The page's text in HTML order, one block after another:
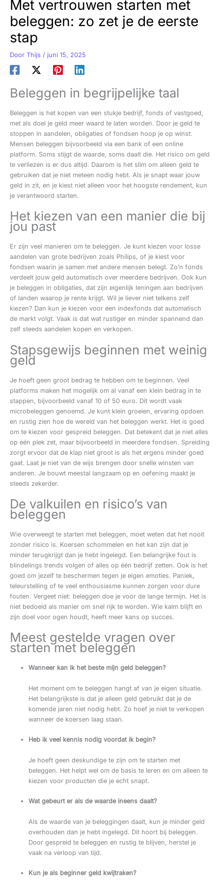
Met vertrouwen starten met
beleggen: zo zet je de eerste
stap
Door Thijs / juni 15, 2025
Beleggen in begrijpelijke taal
Beleggen is het kopen van een stukje bedrijf, fonds of vastgoed,
met als doel je geld meer waard te laten worden. Door je geld te
stoppen in aandelen, obligaties of fondsen hoop je op winst.
Mensen beleggen bijvoorbeeld via een bank of een online
platform. Soms stijgt de waarde, soms daalt die. Het risico om geld
te verliezen is er dus altijd. Daarom is het slim om alleen geld te
gebruiken dat je niet meteen nodig hebt. Als je snapt waar jouw
geld in zit, en je kiest niet alleen voor het hoogste rendement, kun
je verantwoord starten.
Het kiezen van een manier die bij
jou past
Er zijn veel manieren om te beleggen. Je kunt kiezen voor losse
aandelen van grote bedrijven zoals Philips, of je kiest voor
fondsen waarin je samen met andere mensen belegt. Zo’n fonds
verdeelt jouw geld automatisch over meerdere bedrijven. Ook kun
je beleggen in obligaties, dat zijn eigenlijk leningen aan bedrijven
of landen waarop je rente krijgt. Wil je liever niet telkens zelf
kiezen? Dan kun je kiezen voor een indexfonds dat automatisch
de markt volgt. Vaak is dat wat rustiger en minder spannend dan
zelf steeds aandelen kopen en verkopen.
Stapsgewijs beginnen met weinig
geld
Je hoeft geen groot bedrag te hebben om te beginnen. Veel
platforms maken het mogelijk om al vanaf een klein bedrag in te
stappen, bijvoorbeeld vanaf 10 of 50 euro. Dit wordt vaak
microbeleggen genoemd. Je kunt klein groeien, ervaring opdoen
en rustig zien hoe de wereld van het beleggen werkt. Het is goed
om te kiezen voor gespreid beleggen. Dat betekent dat je niet alles
op één plek zet, maar bijvoorbeeld in meerdere fondsen. Spreiding
zorgt ervoor dat de klap niet groot is als het ergens minder goed
gaat. Laat je niet van de wijs brengen door snelle winsten van
anderen. Je bouwt meestal langzaam op en oefening maakt je
steeds zekerder.
De valkuilen en risico’s van
beleggen
Wie overweegt te starten met beleggen, moet weten dat het nooit
zonder risico is. Koersen schommelen en het kan zijn dat je
minder terugkrijgt dan je hebt ingelegd. Een belangrijke fout is
blindelings trends volgen of alles op één bedrijf zetten. Ook is het
goed om jezelf te beschermen tegen je eigen emoties. Paniek,
teleurstelling of te veel enthousiasme kunnen zorgen voor dure
fouten. Vergeet niet: beleggen doe je voor de lange termijn. Het is
niet bedoeld als manier om snel rijk te worden. Wie kalm blijft en
zijn doel voor ogen houdt, heeft meer kans op succes.
Meest gestelde vragen over
starten met beleggen
Wanneer kan ik het beste mijn geld beleggen?
Het moment om te beleggen hangt af van je eigen situatie.
Het belangrijkste is dat je alleen geld gebruikt dat je de
komende jaren niet nodig hebt. Zo hoef je niet te verkopen
wanneer de koersen laag staan.
Heb ik veel kennis nodig voordat ik begin?
Je hoeft geen deskundige te zijn om te starten met
beleggen. Het helpt wel om de basis te leren en om alleen te
kiezen voor producten die je echt snapt.
Wat gebeurt er als de waarde ineens daalt?
Als de waarde van je beleggingen daalt, kun je minder geld
overhouden dan je hebt ingelegd. Dit hoort bij beleggen.
Door gespreid te beleggen en rustig te blijven, herstel je
vaak na verloop van tijd.
Kun je als beginner geld kwijtraken?